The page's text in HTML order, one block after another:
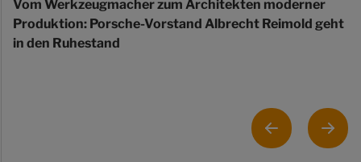
Vom Werkzeugmacher zum Architekten moderner
Produktion: Porsche-Vorstand Albrecht Reimold geht
in den Ruhestand